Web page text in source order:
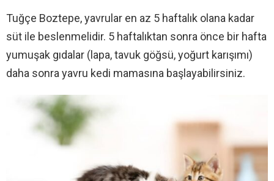
Tuğçe Boztepe, yavrular en az 5 haftalık olana kadar
süt ile beslenmelidir. 5 haftalıktan sonra önce bir hafta
yumuşak gıdalar (lapa, tavuk göğsü, yoğurt karışımı)
daha sonra yavru kedi mamasına başlayabilirsiniz.